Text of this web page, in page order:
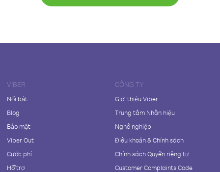
VIBER
Nổi bật
Blog
Bảo mật
Viber Out
Cước phí
Hỗ trợ
CÔNG TY
Giới thiệu Viber
Trung tâm Nhãn hiệu
Nghề nghiệp
Điều khoản & Chính sách
Chính sách Quyền riêng tư
Customer Complaints Code